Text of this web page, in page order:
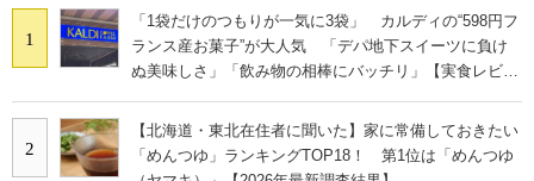
1
「1袋だけのつもりが一気に3袋」 カルディの“598円フ
ランス産お菓子”が大人気 「デパ地下スイーツに負け
ぬ美味しさ」「飲み物の相棒にバッチリ」【実食レビュ
2
【北海道・東北在住者に聞いた】家に常備しておきたい
「めんつゆ」ランキングTOP18！ 第1位は「めんつゆ